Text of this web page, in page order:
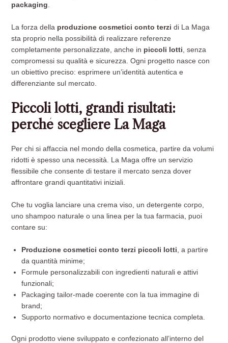
packaging.
La forza della produzione cosmetici conto terzi di La Maga
sta proprio nella possibilità di realizzare referenze
completamente personalizzate, anche in piccoli lotti, senza
compromessi su qualità e sicurezza. Ogni progetto nasce con
un obiettivo preciso: esprimere un’identità autentica e
differenziante sul mercato.
Piccoli lotti, grandi risultati:
perché scegliere La Maga
Per chi si affaccia nel mondo della cosmetica, partire da volumi
ridotti è spesso una necessità. La Maga offre un servizio
flessibile che consente di testare il mercato senza dover
affrontare grandi quantitativi iniziali.
Che tu voglia lanciare una crema viso, un detergente corpo,
uno shampoo naturale o una linea per la tua farmacia, puoi
contare su:
Produzione cosmetici conto terzi piccoli lotti , a partire
da quantità minime;
Formule personalizzabili con ingredienti naturali e attivi
funzionali;
Packaging tailor-made coerente con la tua immagine di
brand;
Supporto normativo e documentazione tecnica completa.
Ogni prodotto viene sviluppato e confezionato all’interno del